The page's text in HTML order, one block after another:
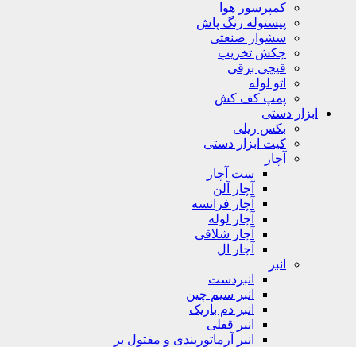
کمپرسور هوا
پیستوله رنگ پاش
سشوار صنعتی
چکش تخریب
قیچی برقی
اتو لوله
پمپ کف کش
ابزار دستی
بکس ریلی
کیت ابزار دستی
آچار
ست آچار
آچار آلن
آچار فرانسه
آچار لوله
آچار شلاقی
آچار ال
انبر
انبردست
انبر سیم چین
انبر دم باریک
انبر قفلی
انبر آرماتوربندی و مفتول بر